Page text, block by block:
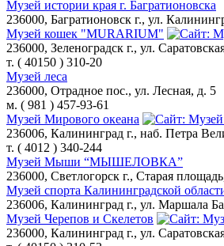
Музей истории края г. Багратионовска
236000, Багратионовск г., ул.
Музей кошек "MURARIUM"
236000, Зеленоградск г., ул.
т. ( 40150 ) 310-20
Музей леса
236000, Отрадное пос., ул. Лесная, д. 5
м. ( 981 ) 457-93-61
Музей Мирового океана
236006, Калининград г., наб. Петра
т. ( 4012 ) 340-244
Музей Мыши “МЫШЕЛОВКА”
236000, Светлогорск г., Старая
Музей спорта Калининградской
236006, Калининград г., ул. Маршала
Музей Черепов и Скелетов
236000, Калининград г., ул.